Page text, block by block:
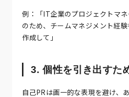
例：「IT企業のプロジェクトマ
のため、チームマネジメント経
作成して」
3. 個性を引き出すた
自己PRは画一的な表現を避け、